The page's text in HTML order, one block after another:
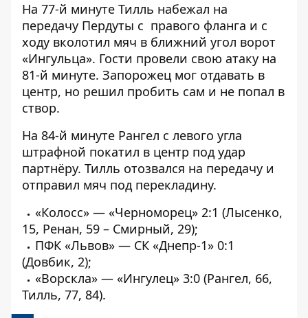
На 77-й минуте Тилль набежал на
передачу Пердуты с правого фланга и с
ходу вколотил мяч в ближний угол ворот
«Ингульца». Гости провели свою атаку на
81-й минуте. Запорожец мог отдавать в
центр, но решил пробить сам и не попал в
створ.
На 84-й минуте Рангел с левого угла
штрафной покатил в центр под удар
партнёру. Тилль отозвался на передачу и
отправил мяч под перекладину.
«Колосс» — «Черноморец» 2:1 (Лысенко,
15, Ренан, 59 – Смирный, 29);
ПФК «Львов» — СК «Днепр-1» 0:1
(Довбик, 2);
«Ворскла» — «Ингулец» 3:0 (Рангел, 66,
Тилль, 77, 84).